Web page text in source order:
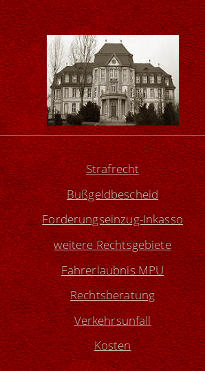
Strafrecht
Bußgeldbescheid
Forderungseinzug-Inkasso
weitere Rechtsgebiete
Fahrerlaubnis MPU
Rechtsberatung
Verkehrsunfall
Kosten